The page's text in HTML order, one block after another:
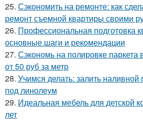
25. Сэкономить на ремонте: как
ремонт съемной квартиры своими
26. Профессиональная подготовка
основные шаги и рекомендации
27. Сэкономь на полировке паркета
от 50 руб за метр
28. Учимся делать: залить
под линолеум
29. Идеальная мебель для детской
лет